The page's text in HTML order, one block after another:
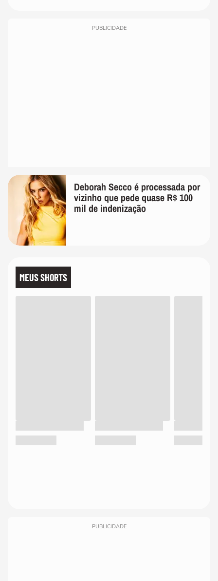
PUBLICIDADE
Deborah Secco é processada por
vizinho que pede quase R$ 100
mil de indenização
MEUS SHORTS
PUBLICIDADE